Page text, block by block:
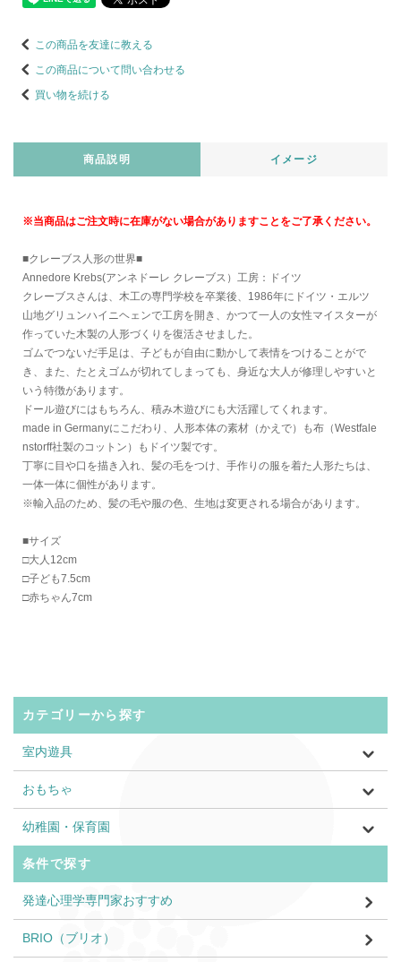
この商品を友達に教える
この商品について問い合わせる
買い物を続ける
商品説明 イメージ
※当商品はご注文時に在庫がない場合がありますことをご了承ください。
■クレーブス人形の世界■
Annedore Krebs(アンネドーレ クレーブス）工房：ドイツ
クレーブスさんは、木工の専門学校を卒業後、1986年にドイツ・エルツ
山地グリュンハイニヘェンで工房を開き、かつて一人の女性マイスターが
作っていた木製の人形づくりを復活させました。
ゴムでつないだ手足は、子どもが自由に動かして表情をつけることがで
き、また、たとえゴムが切れてしまっても、身近な大人が修理しやすいと
いう特徴があります。
ドール遊びにはもちろん、積み木遊びにも大活躍してくれます。
made in Germanyにこだわり、人形本体の素材（かえで）も布（Westfale
nstorff社製のコットン）もドイツ製です。
丁寧に目や口を描き入れ、髪の毛をつけ、手作りの服を着た人形たちは、
一体一体に個性があります。
※輸入品のため、髪の毛や服の色、生地は変更される場合があります。
■サイズ
□大人12cm
□子ども7.5cm
□赤ちゃん7cm
カテゴリーから探す
室内遊具
おもちゃ
幼稚園・保育園
条件で探す
発達心理学専門家おすすめ
BRIO（ブリオ）